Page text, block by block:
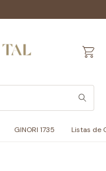
GINORI 1735 Listas de